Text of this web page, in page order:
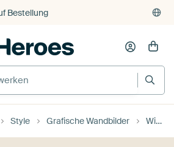
Style Grafische Wandbilder Wiederkehrende Muster